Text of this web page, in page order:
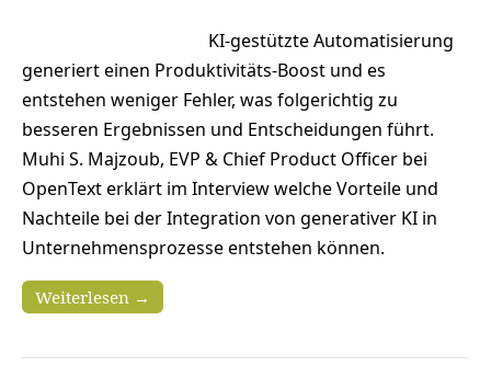
KI-gestützte Automatisierung
generiert einen Produktivitäts-Boost und es
entstehen weniger Fehler, was folgerichtig zu
besseren Ergebnissen und Entscheidungen führt.
Muhi S. Majzoub, EVP & Chief Product Officer bei
OpenText erklärt im Interview welche Vorteile und
Nachteile bei der Integration von generativer KI in
Unternehmensprozesse entstehen können.
Weiterlesen →